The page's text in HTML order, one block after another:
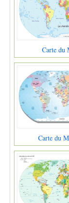
Carte du
Carte du